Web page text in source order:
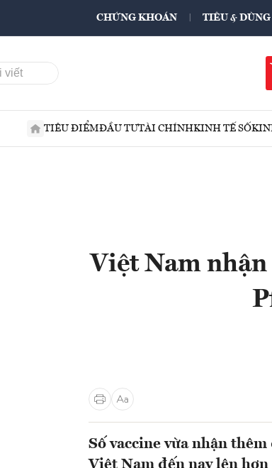
CHỨNG KHOÁN TIÊU & DÙNG
TIÊU ĐIỂMĐẦU TƯTÀI CHÍNHKINH TẾ SỐ
Việt Nam
Số vaccine vừa nhận
Việt Nam đến nay lên